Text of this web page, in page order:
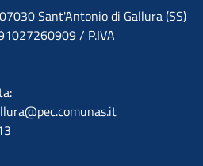
Sant'Antonio di Gallura (SS)
/ P.IVA